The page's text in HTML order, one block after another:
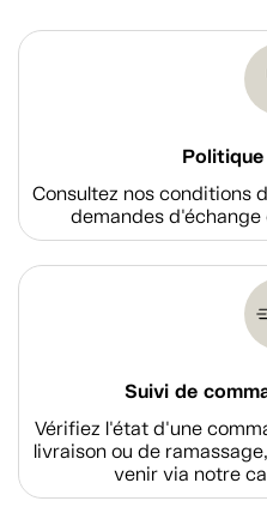
Consultez nos conditions
demandes
Suivi de
Vérifiez l'état d'une
livraison ou de
venir via notre